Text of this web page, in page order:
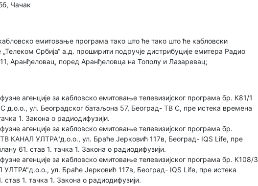
Чачак
емитовање програма тако што ће тако што ће кабловски
Србија“ а.д. проширити подручје дистрибуције емитера Радио
Аранђеловац, поред Аранђеловца на Тополу и Лазаревац;
агенције за кабловско емитовање телевизијског програма бр. К81/1
С д.о.о., ул. Београдског батаљона 57, Београд- ТВ С, пре истека времена
1. Закона о радиодифузији.
агенције за кабловско емитовање телевизијског програма бр.
КАНАЛ УЛТРА"д.о.о., ул. Браће Јерковић 117в, Београд- IQS Life, пре
61. став 1. тачка 1. Закона о радиодифузији.
агенције за кабловско емитовање телевизијског програма бр. К108/3
ул. Браће Јерковић 117в, Београд- IQS Life, пре истека
став 1. тачка 1. Закона о радиодифузији.